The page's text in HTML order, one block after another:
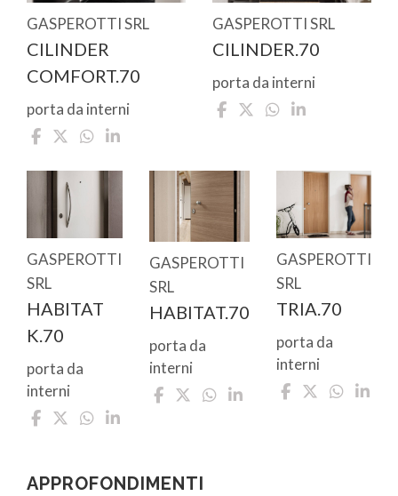
GASPEROTTI SRL
CILINDER
COMFORT.70
porta da interni
GASPEROTTI SRL
CILINDER.70
porta da interni
GASPEROTTI
SRL
HABITAT
K.70
porta da
interni
GASPEROTTI
SRL
HABITAT.70
porta da
interni
GASPEROTTI
SRL
TRIA.70
porta da
interni
APPROFONDIMENTI